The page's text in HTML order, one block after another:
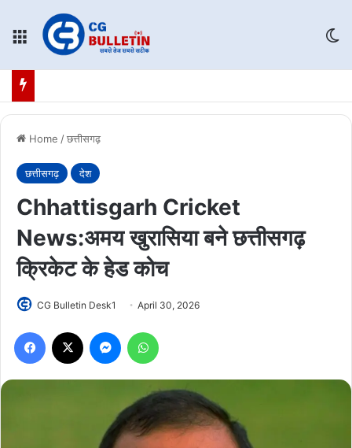
Menu
Home /छत्तीसगढ़
छत्तीसगढ़ देश
Chhattisgarh Cricket
News:अमय खुरासिया बने छत्तीसगढ़
क्रिकेट के हेड कोच
CG Bulletin Desk1 April 30, 2026
Facebook Messenger